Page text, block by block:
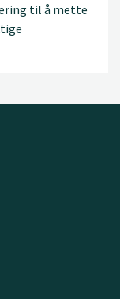
til å mette